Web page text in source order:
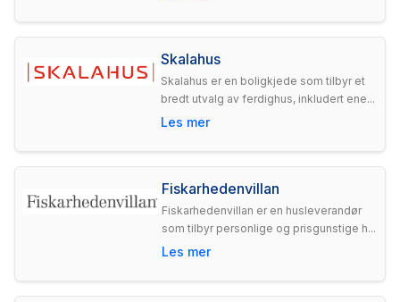
Skalahus
Skalahus er en boligkjede som tilbyr et
bredt utvalg av ferdighus, inkludert ene...
Les mer
Fiskarhedenvillan
Fiskarhedenvillan er en husleverandør
som tilbyr personlige og prisgunstige h...
Les mer